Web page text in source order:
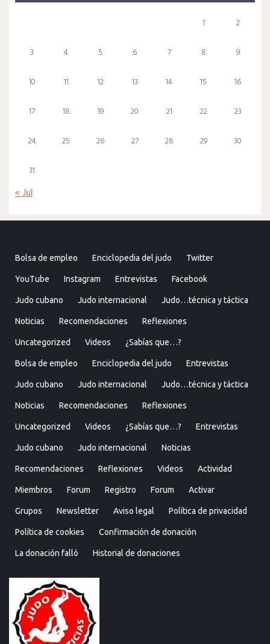
1 2
3 4 5 6 7 8 9
10 11 12 13 14 15 16
17 18 19 20 21 22 23
24 25 26 27 28 29 30
31
« Jul
Bolsa de empleo Enciclopedia del judo Twitter
YouTube Instagram Entrevistas Facebook
Judo cubano Judo internacional Judo…técnica y táctica
Noticias Recomendaciones Reflexiones
Uncategorized Videos ¿Sabías que…?
Bolsa de empleo Enciclopedia del judo Entrevistas
Judo cubano Judo internacional Judo…técnica y táctica
Noticias Recomendaciones Reflexiones
Uncategorized Videos ¿Sabías que…? Entrevistas
Judo cubano Judo internacional Noticias
Recomendaciones Reflexiones Videos Actividad
Miembros Forum Registro Forum Activar
Grupos Newsletter Aviso legal Política de privacidad
Política de cookies Confirmación de donación
La donación falló Historial de donaciones